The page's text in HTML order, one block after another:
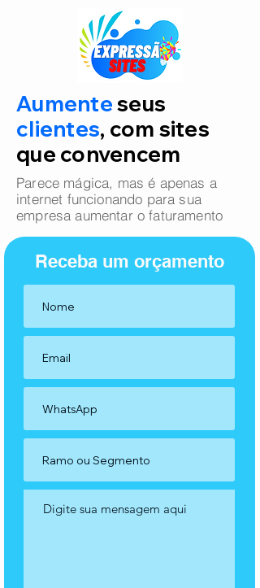
Aumenteseus
clientes, com sites
que convencem
Parece mágica, mas é apenas a
internet funcionando para sua
empresa aumentar o faturamento
Receba um orçamento